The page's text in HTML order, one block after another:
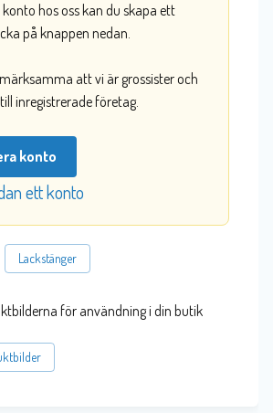
hos oss kan du skapa ett
på knappen nedan.
att vi är grossister och
inregistrerade företag.
konto
ett konto
Lackstänger
för användning i din butik